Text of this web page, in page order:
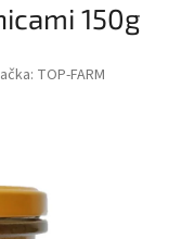
150g
TOP-FARM